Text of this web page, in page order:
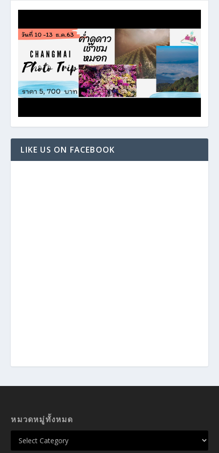
LIKE US ON FACEBOOK
หมวดหมู่ทั้งหมด